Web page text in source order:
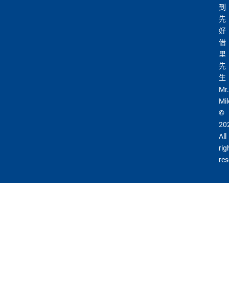
到
先
好
借
里
先
生
Mr.
©
All